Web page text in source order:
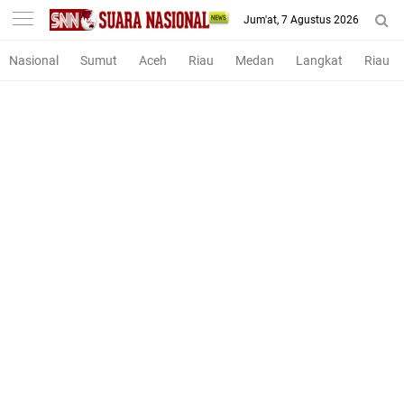
-->
Jum'at, 7 Agustus 2026
Nasional Sumut Aceh Riau Medan Langkat Riau